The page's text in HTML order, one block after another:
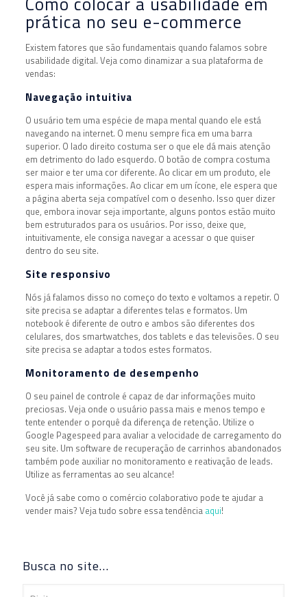
prática no seu e-commerce
Existem fatores que são fundamentais quando falamos sobre
usabilidade digital. Veja como dinamizar a sua plataforma de
vendas:
Navegação intuitiva
O usuário tem uma espécie de mapa mental quando ele está
navegando na internet. O menu sempre fica em uma barra
superior. O lado direito costuma ser o que ele dá mais atenção
em detrimento do lado esquerdo. O botão de compra costuma
ser maior e ter uma cor diferente. Ao clicar em um produto, ele
espera mais informações. Ao clicar em um ícone, ele espera que
a página aberta seja compatível com o desenho. Isso quer dizer
que, embora inovar seja importante, alguns pontos estão muito
bem estruturados para os usuários. Por isso, deixe que,
intuitivamente, ele consiga navegar a acessar o que quiser
dentro do seu site.
Site responsivo
Nós já falamos disso no começo do texto e voltamos a repetir. O
site precisa se adaptar a diferentes telas e formatos. Um
notebook é diferente de outro e ambos são diferentes dos
celulares, dos smartwatches, dos tablets e das televisões. O seu
site precisa se adaptar a todos estes formatos.
Monitoramento de desempenho
O seu painel de controle é capaz de dar informações muito
preciosas. Veja onde o usuário passa mais e menos tempo e
tente entender o porquê da diferença de retenção. Utilize o
Google Pagespeed para avaliar a velocidade de carregamento do
seu site. Um software de recuperação de carrinhos abandonados
também pode auxiliar no monitoramento e reativação de leads.
Utilize as ferramentas ao seu alcance!
Você já sabe como o comércio colaborativo pode te ajudar a
vender mais? Veja tudo sobre essa tendência aqui!
Busca no site…